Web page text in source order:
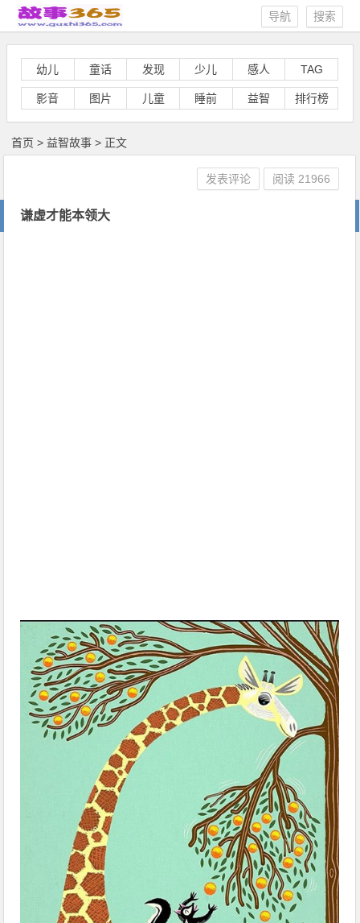
搜索
导航
幼儿 童话 发现 少儿 感人 TAG
影音 图片 儿童 睡前 益智 排行榜
首页 > 益智故事 > 正文
谦虚才能本领大
发表评论 阅读 21966